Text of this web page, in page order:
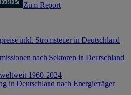
Zum Report
inkl. Stromsteuer in Deutschland
nach Sektoren in Deutschland
1960-2024
in Deutschland nach Energieträger